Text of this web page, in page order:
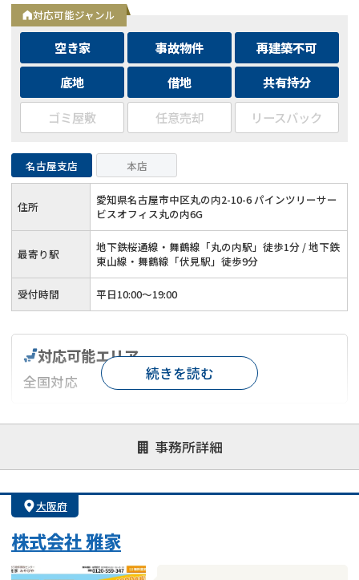
◆士業事務所や大手不動産会社からの相談実績も多数
対応可能ジャンル
空き家 事故物件
再建築不可
底地
借地
共有持分
ゴミ屋敷
任意売却 リースバック
名古屋支店 本店
住所
愛知県名古屋市中区丸の内2-10-6 パインツリーサー
ビスオフィス丸の内6G
最寄り駅
地下鉄桜通線・舞鶴線「丸の内駅」徒歩1分 / 地下鉄
東山線・舞鶴線「伏見駅」徒歩9分
受付時間 平日10:00～19:00
事務所詳細
対応可能エリア
全国対応
対応が親身 オンライン面談可能
レスポンスが早い
1億円以上の買取可
続きを読む
大阪府
株式会社 雅家